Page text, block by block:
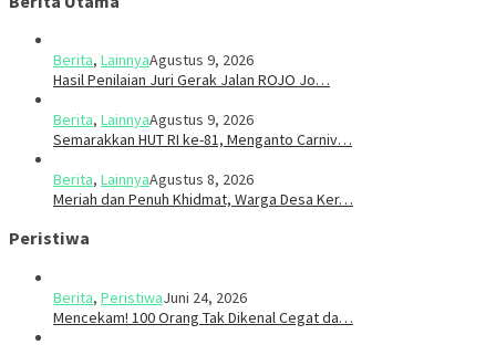
Berita, LainnyaAgustus 9, 2026
Hasil Penilaian Juri Gerak Jalan ROJO Jo…
Berita, LainnyaAgustus 9, 2026
Semarakkan HUT RI ke-81, Menganto Carniv…
Berita, LainnyaAgustus 8, 2026
Meriah dan Penuh Khidmat, Warga Desa Ker…
Peristiwa
Berita, PeristiwaJuni 24, 2026
Mencekam! 100 Orang Tak Dikenal Cegat da…